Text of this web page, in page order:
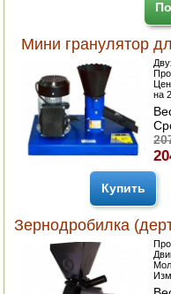
Мини гранулятор
на
Купить
Зернодробилка